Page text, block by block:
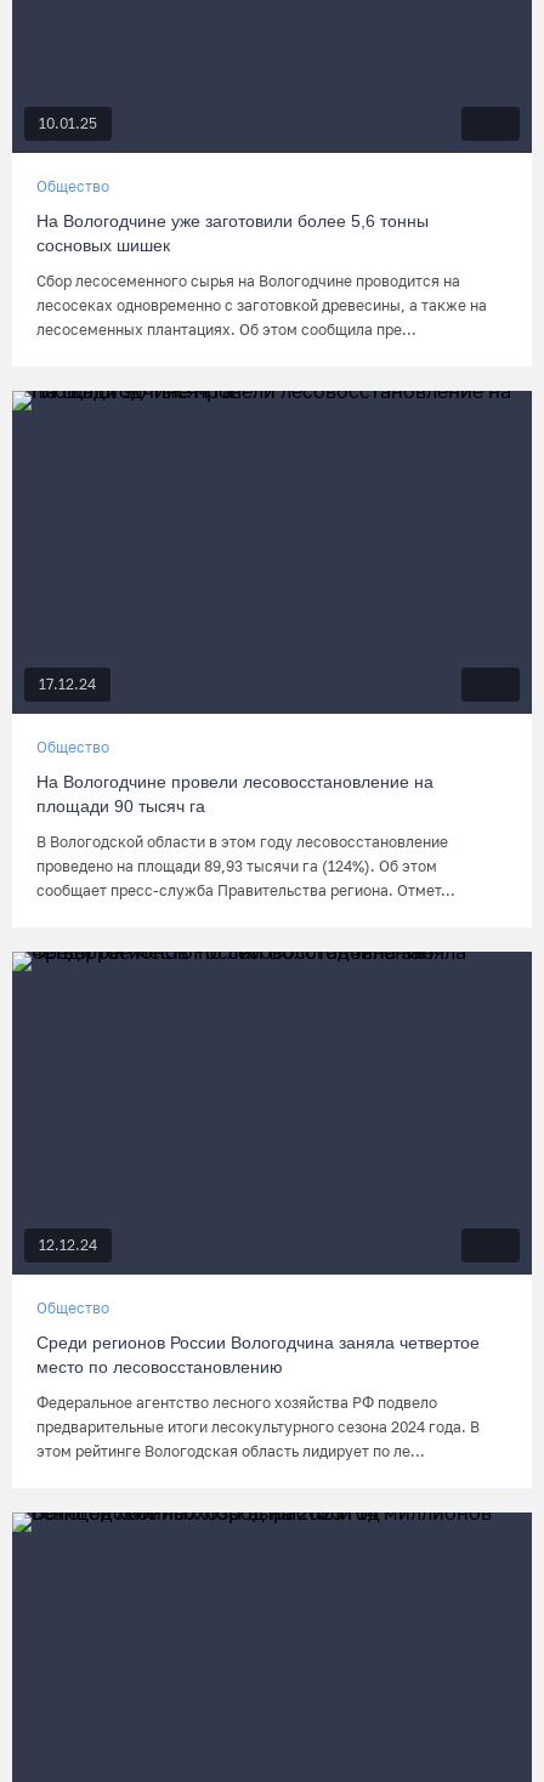
10.01.25
Общество
На Вологодчине уже заготовили более 5,6 тонны
сосновых шишек
Сбор лесосеменного сырья на Вологодчине проводится на
лесосеках одновременно с заготовкой древесины, а также на
лесосеменных плантациях. Об этом сообщила пре...
17.12.24
Общество
На Вологодчине провели лесовосстановление на
площади 90 тысяч га
В Вологодской области в этом году лесовосстановление
проведено на площади 89,93 тысячи га (124%). Об этом
сообщает пресс-служба Правительства региона. Отмет...
12.12.24
Общество
Среди регионов России Вологодчина заняла четвертое
место по лесовосстановлению
Федеральное агентство лесного хозяйства РФ подвело
предварительные итоги лесокультурного сезона 2024 года. В
этом рейтинге Вологодская область лидирует по ле...